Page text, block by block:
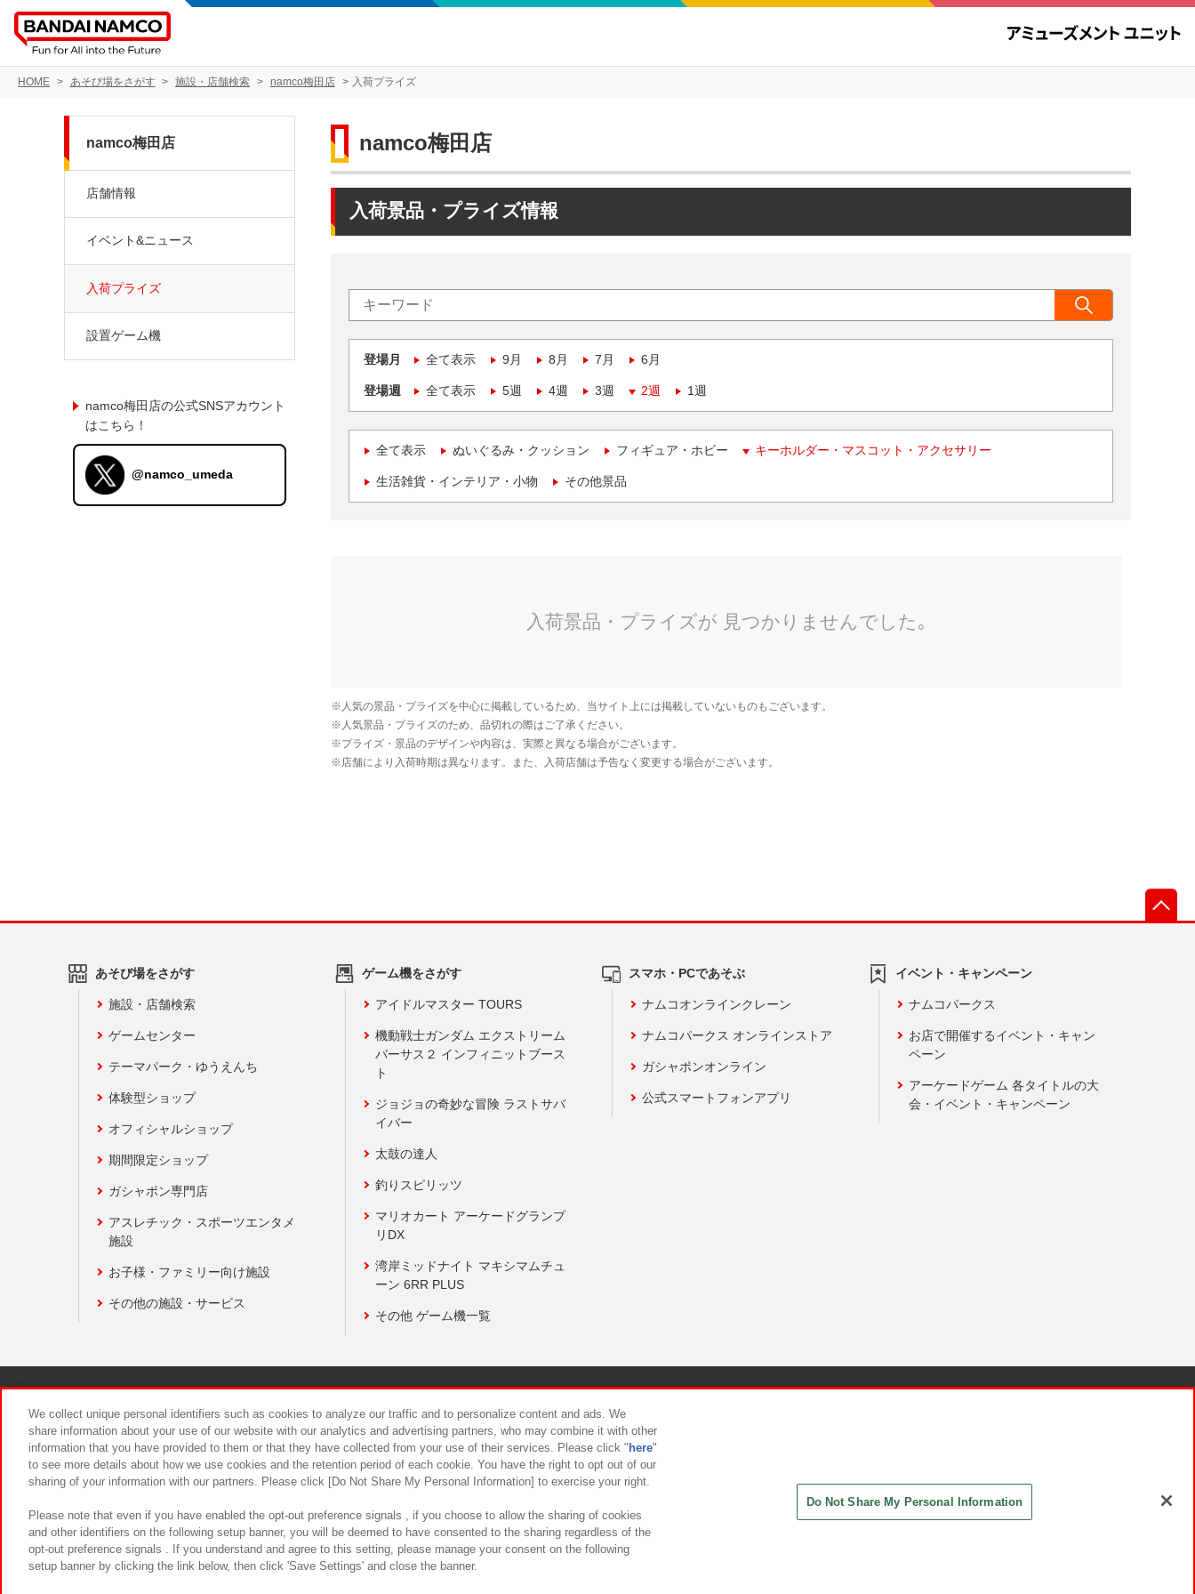
HOME あそび場をさがす 施設・店舗検索 namco梅田店 入荷プライズ
namco梅田店
入荷景品・プライズ情報
登場月 全て表示 9月 8月 7月 6月
登場週 全て表示 5週 4週 3週 2週 1週
全て表示 ぬいぐるみ・クッション フィギュア・ホビー キーホルダー・マスコット・アクセサリー
生活雑貨・インテリア・小物 その他景品
namco梅田店
店舗情報
イベント&ニュース
入荷プライズ
設置ゲーム機
namco梅田店の公式SNSアカウント
はこちら！
@namco_umeda
あそび場をさがす
施設・店舗検索
ゲームセンター
テーマパーク・ゆうえんち
体験型ショップ
オフィシャルショップ
期間限定ショップ
ガシャポン専門店
アスレチック・スポーツエンタメ
施設
お子様・ファミリー向け施設
その他の施設・サービス
ゲーム機をさがす
アイドルマスター TOURS
機動戦士ガンダム エクストリーム
バーサス２ インフィニットブース
ト
ジョジョの奇妙な冒険 ラストサバ
イバー
太鼓の達人
釣りスピリッツ
マリオカート アーケードグランプ
リDX
湾岸ミッドナイト マキシマムチュ
ーン 6RR PLUS
その他 ゲーム機一覧
スマホ・PCであそぶ
ナムコオンラインクレーン
ナムコパークス オンラインストア
ガシャポンオンライン
公式スマートフォンアプリ
イベント・キャンペーン
ナムコパークス
お店で開催するイベント・キャン
ペーン
アーケードゲーム 各タイトルの大
会・イベント・キャンペーン
食品のご提供について カスタマーハラスメント対応方針
We collect unique personal identifiers such as cookies to analyze our traffic and to personalize content and ads. We
share information about your use of our website with our analytics and advertising partners, who may combine it with other
information that you have provided to them or that they have collected from your use of their services. Please click " here"
to see more details about how we use cookies and the retention period of each cookie. You have the right to opt out of our
sharing of your information with our partners. Please click [Do Not Share My Personal Information] to exercise your right.
Please note that even if you have enabled the opt-out preference signals , if you choose to allow the sharing of cookies
and other identifiers on the following setup banner, you will be deemed to have consented to the sharing regardless of the
opt-out preference signals . If you understand and agree to this setting, please manage your consent on the following
setup banner by clicking the link below, then click 'Save Settings' and close the banner.
Do Not Share My Personal Information